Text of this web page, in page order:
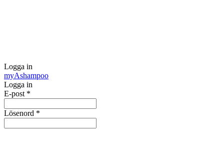
Logga in
myAshampoo
Logga in
E-post *
Lösenord *